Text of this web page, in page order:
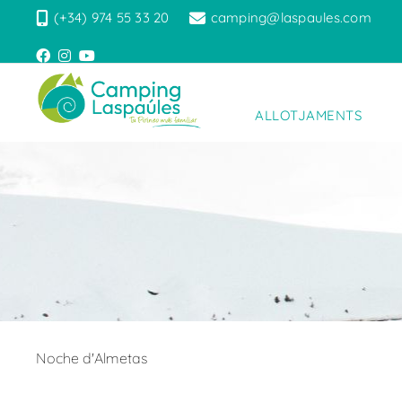
(+34) 974 55 33 20 camping@laspaules.com
ALLOTJAMENTS
Noche d'Almetas